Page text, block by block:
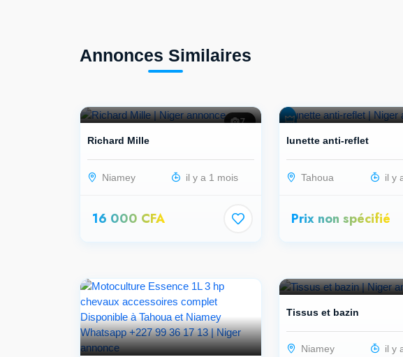
Annonces Similaires
7
Richard Mille
Niamey il y a 1 mois
16 000 CFA
lunette anti-reflet
Tahoua il y
Prix non spécifié
Tissus et bazin
Niamey il y